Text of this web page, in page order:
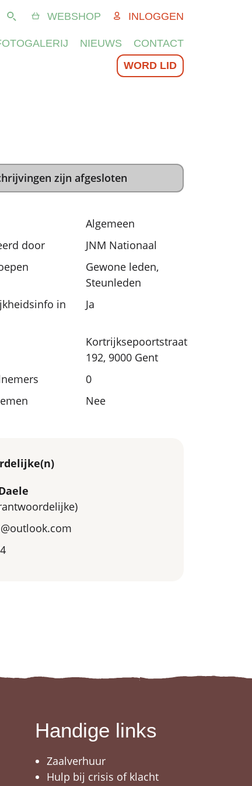
Zoeken
NIEUWS
CONTACT
WORD LID
WEBSHOP INLOGGEN
zijn afgesloten
Algemeen
door
JNM Nationaal
Gewone leden,
Steunleden
in
Ja
Kortrijksepoortstraat
192, 9000 Gent
0
Nee
Handige links
Zaalverhuur
Hulp bij crisis of klacht